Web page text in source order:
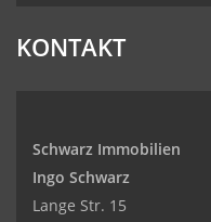
KONTAKT
Schwarz Immobilien
Ingo Schwarz
Lange Str. 15